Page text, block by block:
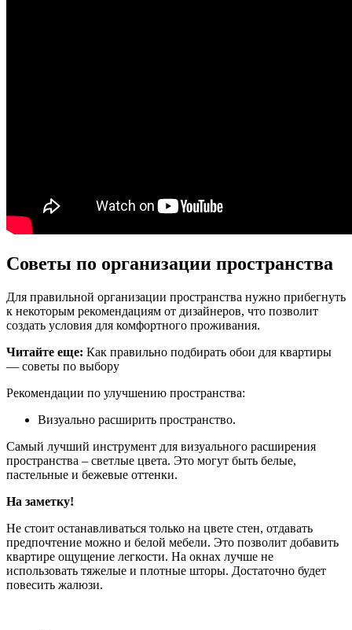
Советы по организации пространства
Для правильной организации пространства нужно прибегнуть
к некоторым рекомендациям от дизайнеров, что позволит
создать условия для комфортного проживания.
Читайте еще: Как правильно подбирать обои для квартиры
— советы по выбору
Рекомендации по улучшению пространства:
Визуально расширить пространство.
Самый лучший инструмент для визуального расширения
пространства – светлые цвета. Это могут быть белые,
пастельные и бежевые оттенки.
На заметку!
Не стоит останавливаться только на цвете стен, отдавать
предпочтение можно и белой мебели. Это позволит добавить
квартире ощущение легкости. На окнах лучше не
использовать тяжелые и плотные шторы. Достаточно будет
повесить жалюзи.